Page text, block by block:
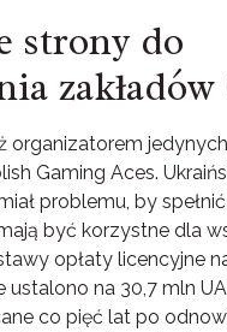
strony do
organizatorem
Gaming Aces.
problemu, by
być korzystne dla
opłaty licencyjne
na 30,7 mln
co pięć lat po